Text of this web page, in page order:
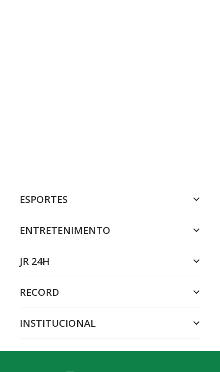
ESPORTES
ENTRETENIMENTO
JR 24H
RECORD
INSTITUCIONAL